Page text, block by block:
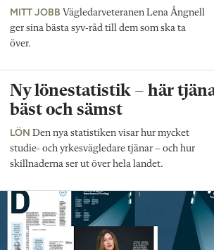
MITT JOBB Vägledarveteranen Lena Ångnell
ger sina bästa syv-råd till dem som ska ta
över.
Ny lönestatistik – här
bäst och sämst
LÖN Den nya statistiken visar hur mycket
studie- och yrkesvägledare tjänar – och hur
skillnaderna ser ut över hela landet.